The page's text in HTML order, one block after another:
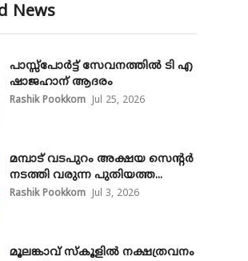
News
പാസ്സ്‌പോർട്ട് സേവനത്തിൽ ടി എ
ഷാജഹാന് ആദരം
Rashik Pookkom Jul 25, 2026
മമ്പാട് വടപുറം അക്ഷയ സെന്റർ
നടത്തി വരുന്ന പുതിയത്ത...
Rashik Pookkom Jul 3, 2026
മൂലങ്കാവ് സ്കൂളിൽ നക്ഷത്രവനം